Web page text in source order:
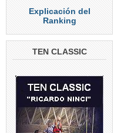
Explicación del
Ranking
TEN CLASSIC